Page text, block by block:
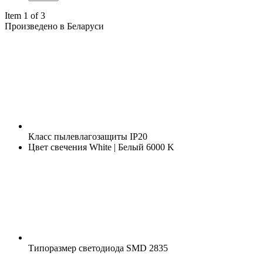
Item 1 of 3
Произведено в Беларуси
Класс пылевлагозащиты IP20
Цвет свечения White | Белый 6000 K
Типоразмер светодиода SMD 2835